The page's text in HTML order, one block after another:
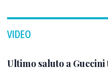
VIDEO
Ultimo saluto a